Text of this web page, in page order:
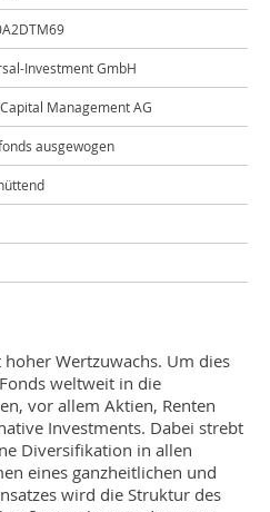
Investment GmbH
Management AG
ausgewogen
Wertzuwachs. Um dies
weltweit in die
vor allem Aktien, Renten
Investments. Dabei strebt
Diversifikation in allen
eines ganzheitlichen und
wird die Struktur des